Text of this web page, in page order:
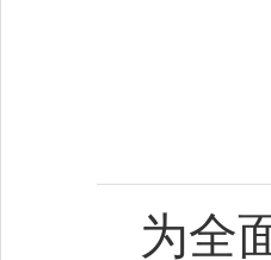
为全